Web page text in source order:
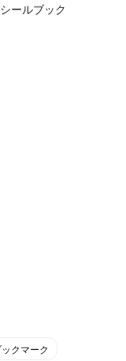
ールブック
クマーク